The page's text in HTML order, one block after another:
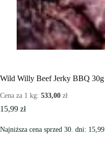
Wild Willy Beef Jerky BBQ 30g
Cena za 1 kg: 533,00 zł
15,99 zł
Najniższa cena sprzed 30. dni: 15,99